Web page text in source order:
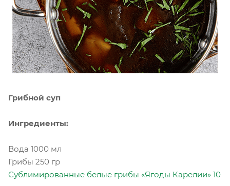
Грибной суп
Ингредиенты:
Вода 1000 мл
Грибы 250 гр
Сублимированные белые грибы «Ягоды Карелии» 10